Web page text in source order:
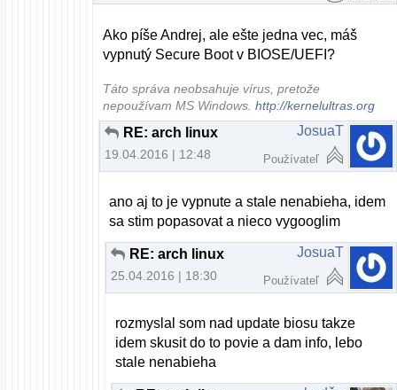
Ako píše Andrej, ale ešte jedna vec, máš
vypnutý Secure Boot v BIOSE/UEFI?
Táto správa neobsahuje vírus, pretože
nepoužívam MS Windows.http://kernelultras.org
RE: arch linux
19.04.2016 | 12:48
JosuaT
Používateľ
ano aj to je vypnute a stale nenabieha, idem
sa stim popasovat a nieco vygooglim
RE: arch linux
25.04.2016 | 18:30
JosuaT
Používateľ
rozmyslal som nad update biosu takze
idem skusit do to povie a dam info, lebo
stale nenabieha